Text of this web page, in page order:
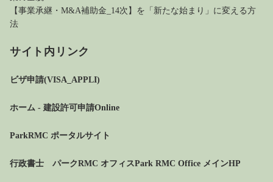
【事業承継・M&A補助金_14次】を「新たな始まり」に変える方
法
サイト内リンク
ビザ申請(VISA_APPLI)
ホーム - 建設許可申請Online
ParkRMC ポータルサイト
行政書士 パークRMC オフィスPark RMC Office メインHP